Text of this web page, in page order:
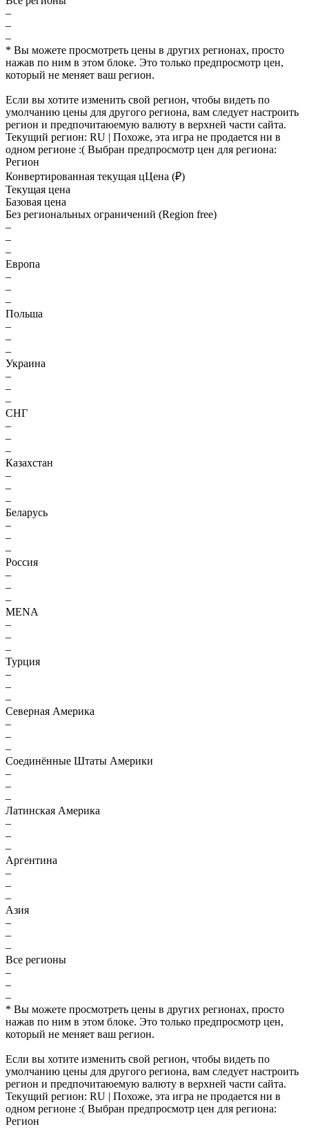
–
–
–
* Вы можете просмотреть цены в других регионах, просто
нажав по ним в этом блоке. Это только предпросмотр цен,
который не меняет ваш регион.
Если вы хотите изменить свой регион, чтобы видеть по
умолчанию цены для другого региона, вам следует настроить
регион и предпочитаюемую валюту в верхней части сайта.
Текущий регион: RU | Похоже, эта игра не продается ни в
одном регионе :( Выбран предпросмотр цен для региона:
Регион
Конвертированная текущая цЦена (₽)
Текущая цена
Базовая цена
Без региональных ограничений (Region free)
–
–
–
Европа
–
–
–
Польша
–
–
–
Украина
–
–
–
СНГ
–
–
–
Казахстан
–
–
–
Беларусь
–
–
–
Россия
–
–
–
MENA
–
–
–
Турция
–
–
–
Северная Америка
–
–
–
Соединённые Штаты Америки
–
–
–
Латинская Америка
–
–
–
Аргентина
–
–
–
Азия
–
–
–
Все регионы
–
–
–
* Вы можете просмотреть цены в других регионах, просто
нажав по ним в этом блоке. Это только предпросмотр цен,
который не меняет ваш регион.
Если вы хотите изменить свой регион, чтобы видеть по
умолчанию цены для другого региона, вам следует настроить
регион и предпочитаюемую валюту в верхней части сайта.
Текущий регион: RU | Похоже, эта игра не продается ни в
одном регионе :( Выбран предпросмотр цен для региона:
Регион